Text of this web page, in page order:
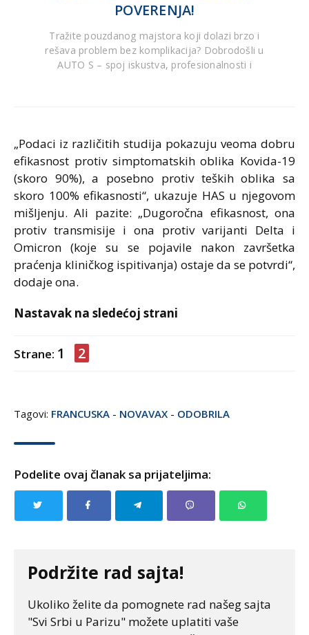
POVERENJA!
Tražite pouzdanog majstora koji dolazi brzo i
rešava problem bez komplikacija? Dobrodošli u
AUTO S – spoj iskustva, profesionalnosti i
„Podaci iz različitih studija pokazuju veoma dobru
efikasnost protiv simptomatskih oblika Kovida-19
(skoro 90%), a posebno protiv teških oblika sa
skoro 100% efikasnosti“, ukazuje HAS u njegovom
mišljenju. Ali pazite: „Dugoročna efikasnost, ona
protiv transmisije i ona protiv varijanti Delta i
Omicron (koje su se pojavile nakon završetka
praćenja kliničkog ispitivanja) ostaje da se potvrdi“,
dodaje ona.
Nastavak na sledećoj strani
Strane: 1 2
Tagovi: FRANCUSKA - NOVAVAX - ODOBRILA
Podelite ovaj članak sa prijateljima:
Podržite rad sajta!
Ukoliko želite da pomognete rad našeg sajta
"Svi Srbi u Parizu" možete uplatiti vaše